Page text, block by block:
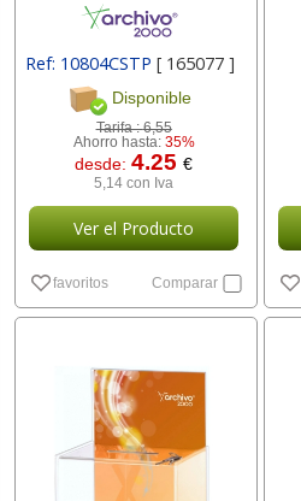
Ref: 10804CSTP[ 165077 ]
Disponible
Tarifa :6,55
Ahorro hasta: 35%
desde:4.25€
5,14 con Iva
Ver el Producto
favoritos Comparar